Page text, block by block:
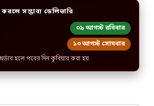
সম্ভাব্য ডেলিভারি
০৯ আগস্ট রবিবার
১০ আগস্ট সোমবার
হলে পরের দিন কুরিয়ার করা হয়